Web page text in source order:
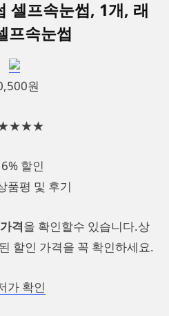
셀프속눈썹, 1개, 래
프속눈썹
원
할인
품평 및 후기
격을 확인할수 있습니다.상
할인 가격을 꼭 확인하세요.
가 확인